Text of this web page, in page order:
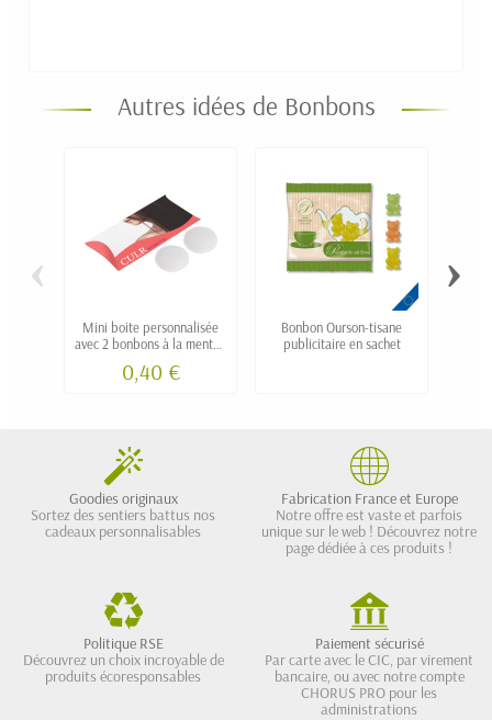
Autres idées de Bonbons
Mini boite personnalisée
avec 2 bonbons à la menthe
0,40 €
Bonbon Ourson-tisane
publicitaire en sachet
‹ ›
Goodies originaux
Sortez des sentiers battus nos
cadeaux personnalisables
Fabrication France et Europe
Notre offre est vaste et parfois
unique sur le web ! Découvrez notre
page dédiée à ces produits !
Politique RSE
Découvrez un choix incroyable de
produits écoresponsables
Paiement sécurisé
Par carte avec le CIC, par virement
bancaire, ou avec notre compte
CHORUS PRO pour les
administrations